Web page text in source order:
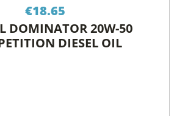
€18.65
DOMINATOR 20W-50
DIESEL OIL